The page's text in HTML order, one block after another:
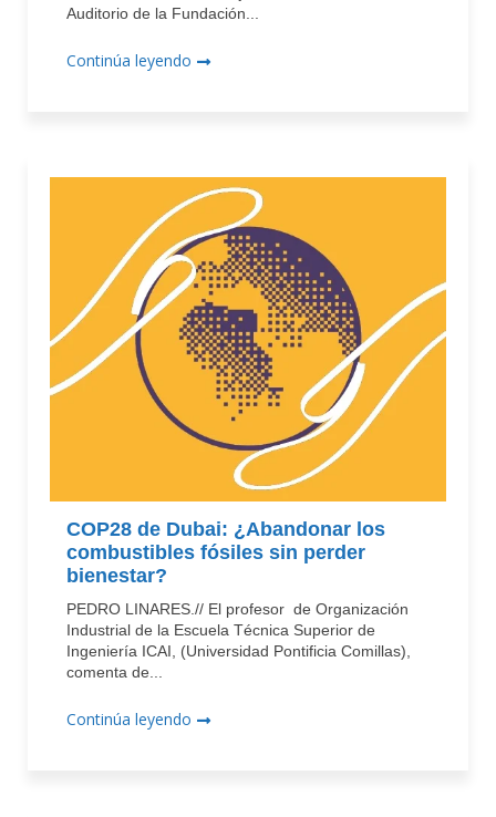
Auditorio de la Fundación...
Continúa leyendo
COP28 de Dubai: ¿Abandonar los
combustibles fósiles sin perder
bienestar?
PEDRO LINARES.// El profesor de Organización
Industrial de la Escuela Técnica Superior de
Ingeniería ICAI, (Universidad Pontificia Comillas),
comenta de...
Continúa leyendo